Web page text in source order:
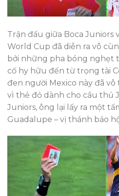
Trận đấu giữa Boca Juniors
World Cup đã diễn ra vô
bởi những pha bóng nghẹt
cố hy hữu đến từ trọng tài
đen người Mexico này đã
vì thẻ đỏ dành cho cầu thủ
Juniors, ông lại lấy ra một
Guadalupe – vị thánh bảo